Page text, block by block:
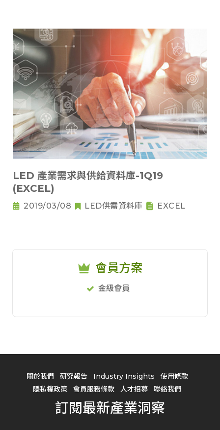
LED 產業需求與供給資料庫-1Q19
(EXCEL)
2019/03/08 LED供需資料庫 EXCEL
會員方案
金級會員
關於我們 研究報告 Industry Insights
使用條款
隱私權政策
會員服務條款 人才招募 聯絡我們
訂閱最新產業洞察